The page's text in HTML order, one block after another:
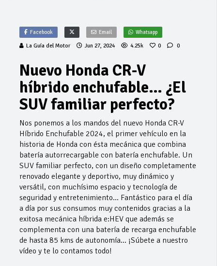
Facebook Email Whatsapp
La Guía del Motor Jun 27, 2024 4.25k 0 0
Nuevo Honda CR-V
híbrido enchufable… ¿El
SUV familiar perfecto?
Nos ponemos a los mandos del nuevo Honda CR-V
Híbrido Enchufable 2024, el primer vehículo en la
historia de Honda con ésta mecánica que combina
batería autorrecargable con batería enchufable. Un
SUV familiar perfecto, con un diseño completamente
renovado elegante y deportivo, muy dinámico y
versátil, con muchísimo espacio y tecnología de
seguridad y entretenimiento… Fantástico para el día
a día por sus consumos muy contenidos gracias a la
exitosa mecánica híbrida e:HEV que además se
complementa con una batería de recarga enchufable
de hasta 85 kms de autonomía… ¡Súbete a nuestro
vídeo y te lo contamos todo!